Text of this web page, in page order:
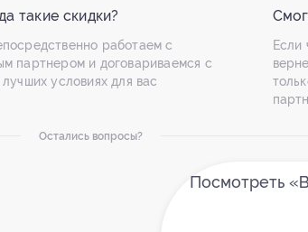
такие скидки?
работаем с
партнером и договариваемся с
условиях для вас
Если
Остались вопросы?
Посмотреть